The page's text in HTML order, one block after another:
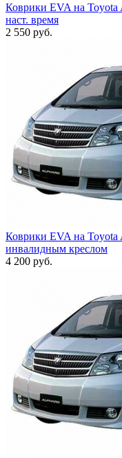
Коврики EVA на Toyota
наст. время
2 550 руб.
Коврики EVA на Toyota
инвалидным креслом
4 200 руб.